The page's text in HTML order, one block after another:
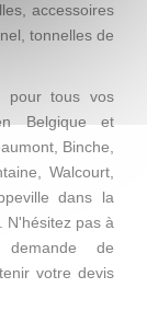
accessoires
tonnelles de
pour tous vos
Belgique et
Binche,
Walcourt,
dans la
N'hésitez pas à
de
votre devis